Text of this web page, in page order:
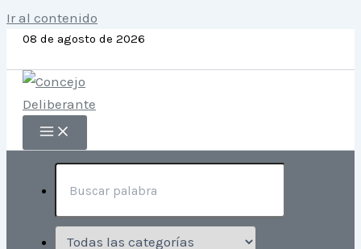
Ir al contenido
08 de agosto de 2026